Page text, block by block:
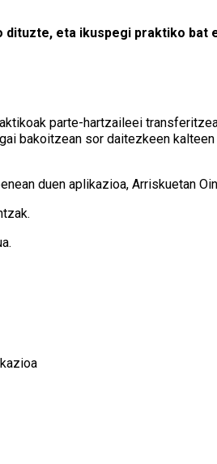
eta ikuspegi praktiko bat
parte-hartzaileei
bakoitzean sor daitezkeen
duen aplikazioa, Arriskuetan